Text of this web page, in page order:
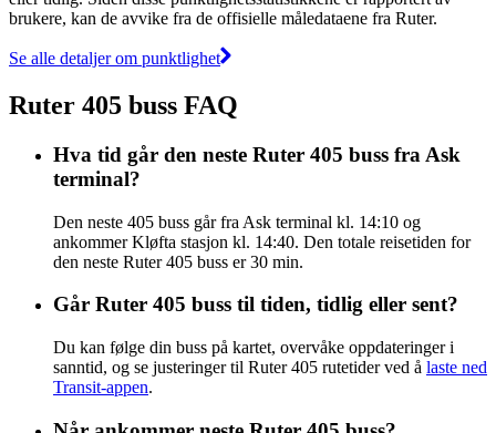
brukere, kan de avvike fra de offisielle måledataene fra Ruter.
Se alle detaljer om punktlighet
Ruter 405 buss FAQ
Hva tid går den neste Ruter 405 buss fra Ask
terminal?
Den neste 405 buss går fra Ask terminal kl. 14:10 og
ankommer Kløfta stasjon kl. 14:40. Den totale reisetiden for
den neste Ruter 405 buss er 30 min.
Går Ruter 405 buss til tiden, tidlig eller sent?
Du kan følge din buss på kartet, overvåke oppdateringer i
sanntid, og se justeringer til Ruter 405 rutetider ved å laste ned
Transit-appen.